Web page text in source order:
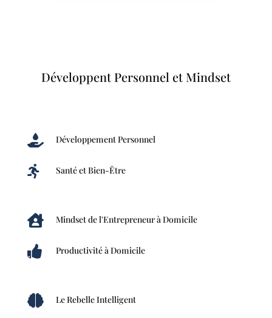
Développent Personnel et Mindset
 Développement Personnel
 Santé et Bien-Être
 Mindset de l'Entrepreneur à Domicile
 Productivité à Domicile
 Le Rebelle Intelligent